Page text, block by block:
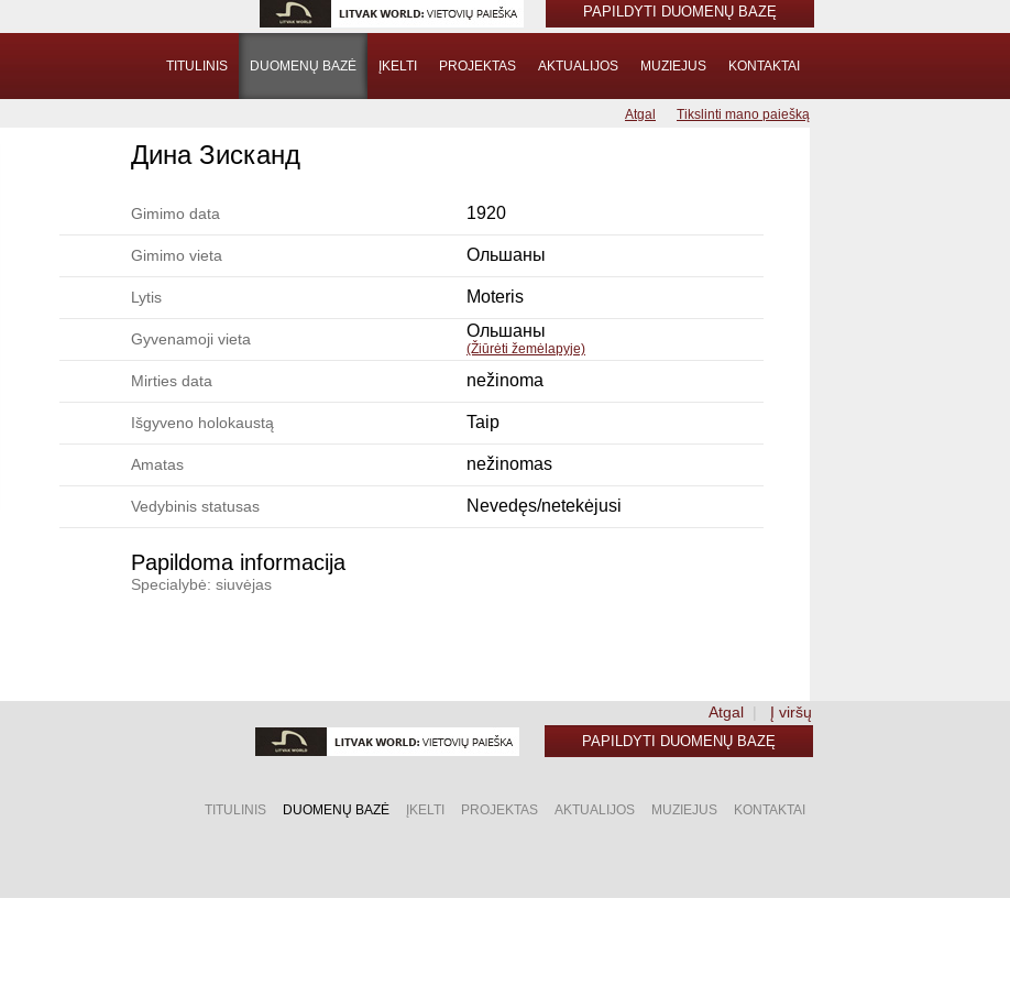
PAPILDYTI DUOMENŲ BAZĘ
TITULINIS DUOMENŲ BAZĖ ĮKELTI PROJEKTAS AKTUALIJOS MUZIEJUS KONTAKTAI
Atgal Tikslinti mano paiešką
Дина Зисканд
Gimimo data 1920
Gimimo vieta Ольшаны
Lytis Moteris
Gyvenamoji vieta Ольшаны
(Žiūrėti žemėlapyje)
Mirties data nežinoma
Išgyveno holokaustą Taip
Amatas nežinomas
Vedybinis statusas Nevedęs/netekėjusi
Papildoma informacija
Specialybė: siuvėjas
Atgal | Į viršų
PAPILDYTI DUOMENŲ BAZĘ
TITULINIS DUOMENŲ BAZĖ ĮKELTI PROJEKTAS AKTUALIJOS MUZIEJUS KONTAKTAI